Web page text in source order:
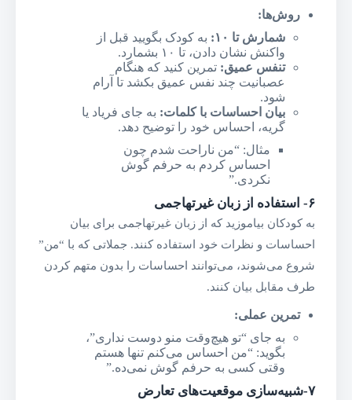
روش‌ها:
شمارش تا ۱۰
: به کودک بگویید قبل از
واکنش نشان دادن، تا ۱۰ بشمارد.
تنفس عمیق: تمرین کنید که هنگام
عصبانیت چند نفس عمیق بکشد تا آرام
شود.
بیان احساسات با کلمات: به جای فریاد یا
گریه، احساس خود را توضیح دهد.
مثال: “من ناراحت شدم چون
احساس کردم به حرفم گوش
نکردی.”
۶- استفاده از زبان غیرتهاجمی
به کودکان بیاموزید که از زبان غیرتهاجمی برای بیان
احساسات و نظرات خود استفاده کنند. جملاتی که با “من”
شروع می‌شوند، می‌توانند احساسات را بدون متهم کردن
طرف مقابل بیان کنند.
تمرین عملی:
به جای “تو هیچ‌وقت منو دوست نداری”،
بگوید: “من احساس می‌کنم تنها هستم
وقتی کسی به حرفم گوش نمی‌ده.”
۷-شبیه‌سازی موقعیت‌های تعارض